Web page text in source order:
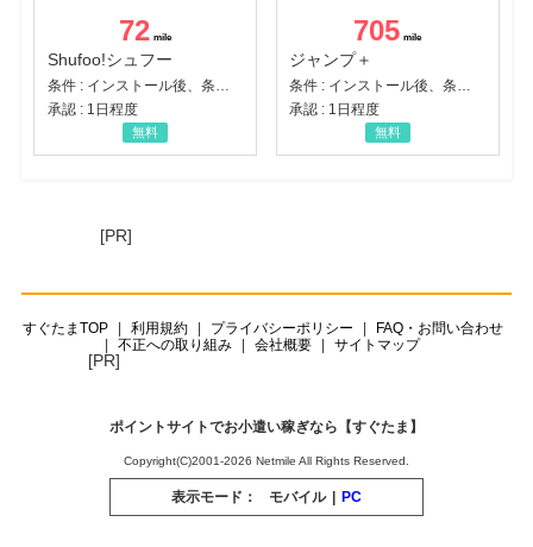
72
Shufoo!シュフー
承認 : 1日程度
無料
705
ジャンプ＋
承認 : 1日程度
無料
[PR]
すぐたまTOP 利用規約 プライバシーポリシー
FAQ・お問い合わせ
不正への取り組み
会社概要 サイトマップ
[PR]
ポイントサイトでお小遣い稼ぎなら【すぐたま】
Copyright(C)2001-2026 Netmile All Rights Reserved.
表示モード： モバイル | PC